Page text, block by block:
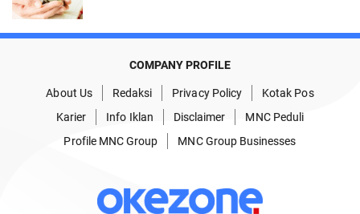
COMPANY PROFILE
About Us Redaksi Privacy Policy
Kotak Pos
Karier
Info Iklan Disclaimer
MNC Peduli
Profile MNC Group
MNC Group Businesses